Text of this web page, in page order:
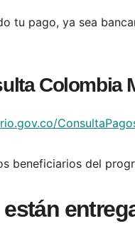
tu pago, ya sea
Colombia
beneficiarios del